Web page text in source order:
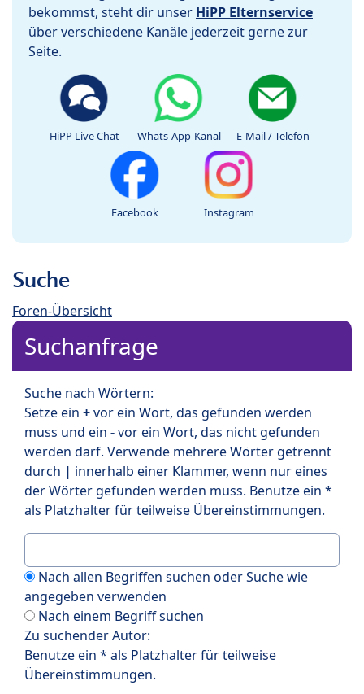
bekommst, steht dir unser HiPP Elternservice
über verschiedene Kanäle jederzeit gerne zur
Seite.
HiPP Live Chat Whats-App-Kanal E-Mail / Telefon
Facebook Instagram
Suche
Foren-Übersicht
Suchanfrage
Suche nach Wörtern:
Setze ein +vor ein Wort, das gefunden werden
muss und ein -vor ein Wort, das nicht gefunden
werden darf. Verwende mehrere Wörter getrennt
durch | innerhalb einer Klammer, wenn nur eines
der Wörter gefunden werden muss. Benutze ein *
als Platzhalter für teilweise Übereinstimmungen.
Nach allen Begriffen suchen oder Suche wie
angegeben verwenden
Nach einem Begriff suchen
Zu suchender Autor:
Benutze ein * als Platzhalter für teilweise
Übereinstimmungen.